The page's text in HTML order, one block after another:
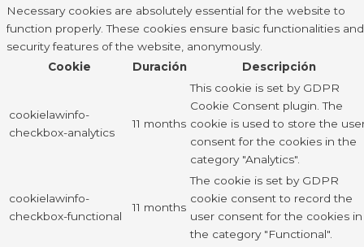
Necessary cookies are absolutely essential for the website to
function properly. These cookies ensure basic functionalities and
security features of the website, anonymously.
Cookie
Duración Descripción
cookielawinfo-
checkbox-analytics
11 months
This cookie is set by GDPR
Cookie Consent plugin. The
cookie is used to store the
consent for the cookies in the
category "Analytics".
cookielawinfo-
checkbox-functional
11 months
The cookie is set by GDPR
cookie consent to record the
user consent for the cookies in
the category "Functional".